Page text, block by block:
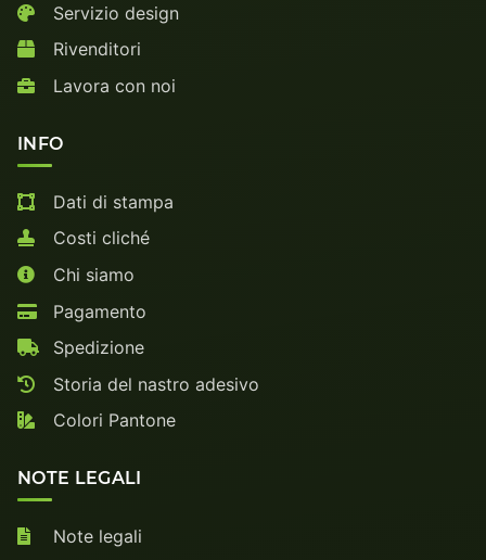
Servizio design
Rivenditori
Lavora con noi
INFO
Dati di stampa
Costi cliché
Chi siamo
Pagamento
Spedizione
Storia del nastro adesivo
Colori Pantone
NOTE LEGALI
Note legali